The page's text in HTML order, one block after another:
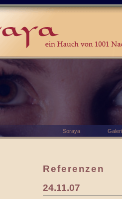
Referenzen
24.11.07
Soraya